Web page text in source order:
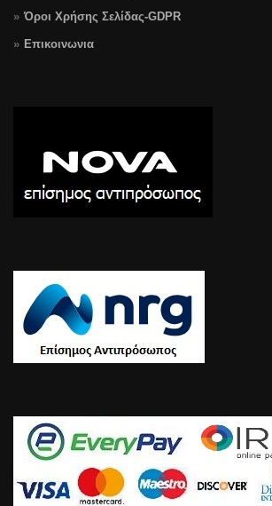
Όροι Χρήσης Σελίδας-GDPR
Επικοινωνια